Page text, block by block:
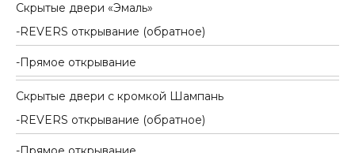
Скрытые двери «Эмаль»
REVERS открывание (обратное)
Прямое открывание
Скрытые двери с кромкой Шампань
REVERS открывание (обратное)